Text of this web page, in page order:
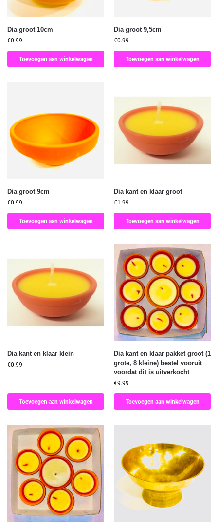
Dia groot 10cm
€0.99
Toevoegen aan winkelwagen
Dia groot 9,5cm
€0.99
Toevoegen aan winkelwagen
Dia groot 9cm
€0.99
Toevoegen aan winkelwagen
Dia kant en klaar groot
€1.99
Toevoegen aan winkelwagen
Dia kant en klaar klein
€0.99
Toevoegen aan winkelwagen
Dia kant en klaar pakket groot (1
grote, 8 kleine) bestel vooruit
voordat dit is uitverkocht
€9.99
Toevoegen aan winkelwagen